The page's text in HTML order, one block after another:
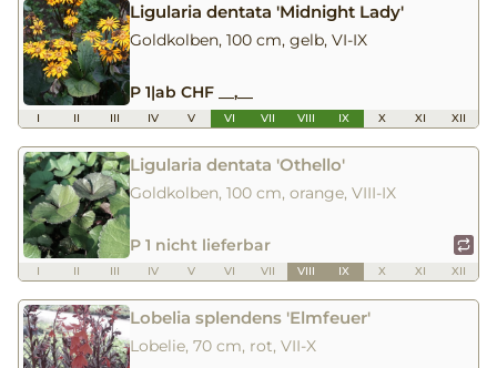
Ligularia dentata 'Midnight Lady'
Goldkolben, 100 cm, gelb, VI-IX
P 1|ab CHF __,__
I II III IV V VI VII VIII IX X XI XII
Ligularia dentata 'Othello'
Goldkolben, 100 cm, orange, VIII-IX
P 1 nicht lieferbar
I II III IV V VI VII VIII IX X XI XII
Lobelia splendens 'Elmfeuer'
Lobelie, 70 cm, rot, VII-X